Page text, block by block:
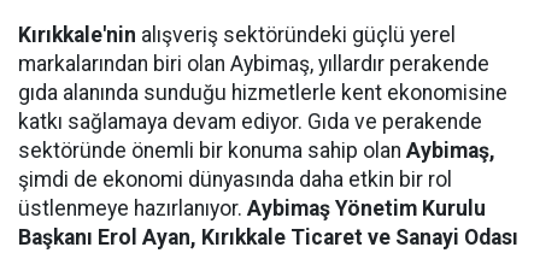
Kırıkkale'nin alışveriş sektöründeki güçlü yerel
markalarından biri olan Aybimaş, yıllardır perakende
gıda alanında sunduğu hizmetlerle kent ekonomisine
katkı sağlamaya devam ediyor. Gıda ve perakende
sektöründe önemli bir konuma sahip olan Aybimaş,
şimdi de ekonomi dünyasında daha etkin bir rol
üstlenmeye hazırlanıyor. Aybimaş Yönetim Kurulu
Başkanı Erol Ayan, Kırıkkale Ticaret ve Sanayi Odası